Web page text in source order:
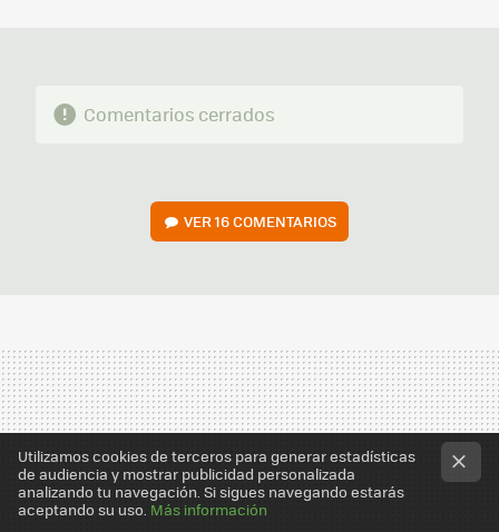
Comentarios cerrados
VER16 COMENTARIOS
Utilizamos cookies de terceros para generar estadísticas
de audiencia y mostrar publicidad personalizada
analizando tu navegación. Si sigues navegando estarás
aceptando su uso. Más información